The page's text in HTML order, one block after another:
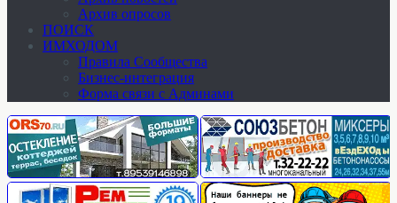
Архив опросов
ПОИСК
ИМХОДОМ
Правила Сообщества
Бизнес-интеграция
Форма связи с Админами